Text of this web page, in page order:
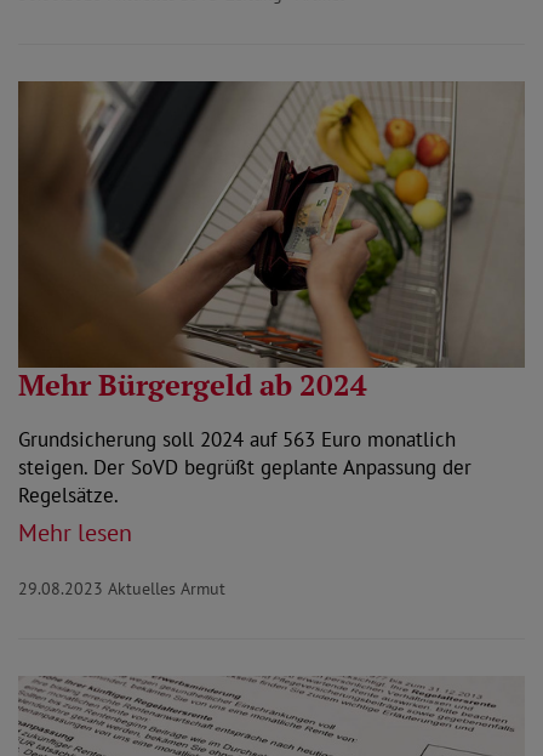
Mehr Bürgergeld ab 2024
Grundsicherung soll 2024 auf 563 Euro monatlich
steigen. Der SoVD begrüßt geplante Anpassung der
Regelsätze.
Mehr lesen
29.08.2023 Aktuelles Armut